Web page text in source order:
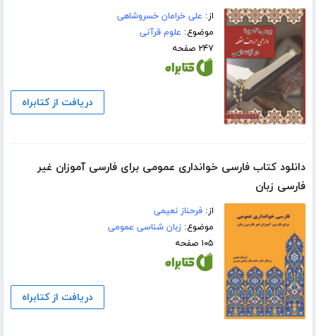
از: علی خرامان خسروشاهی
موضوع: علوم قرآنی
۲۴۷ صفحه
دریافت از کتابراه
دانلود کتاب فارسی خوانداری عمومی برای فارسی آموزان غیر
فارسی زبان
از:فرحناز نعیمی
موضوع:زبان شناسی عمومی
۱۰۵ صفحه
دریافت از کتابراه